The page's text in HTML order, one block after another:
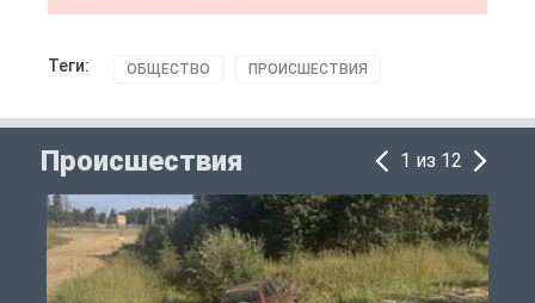
Теги: ОБЩЕСТВО ПРОИСШЕСТВИЯ
Происшествия 1 из 12